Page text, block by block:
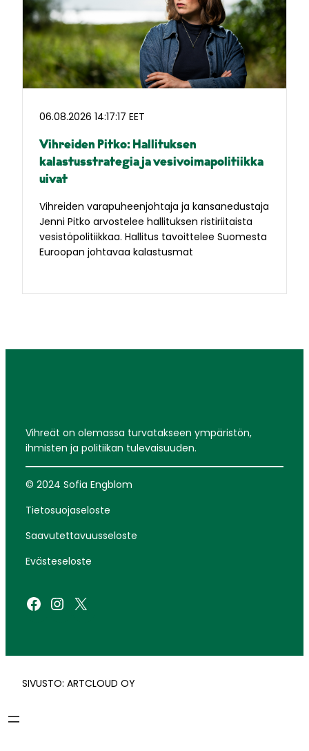
06.08.2026 14:17:17 EET
Vihreiden Pitko: Hallituksen
kalastusstrategia ja vesivoimapolitiikka
uivat
Vihreiden varapuheenjohtaja ja kansanedustaja
Jenni Pitko arvostelee hallituksen ristiriitaista
vesistöpolitiikkaa. Hallitus tavoittelee Suomesta
Euroopan johtavaa kalastusmat
Vihreät on olemassa turvatakseen ympäristön,
ihmisten ja politiikan tulevaisuuden.
© 2024 Sofia Engblom
Tietosuojaseloste
Saavutettavuusseloste
Evästeseloste
Facebook Instagram X
SIVUSTO: ARTCLOUD OY